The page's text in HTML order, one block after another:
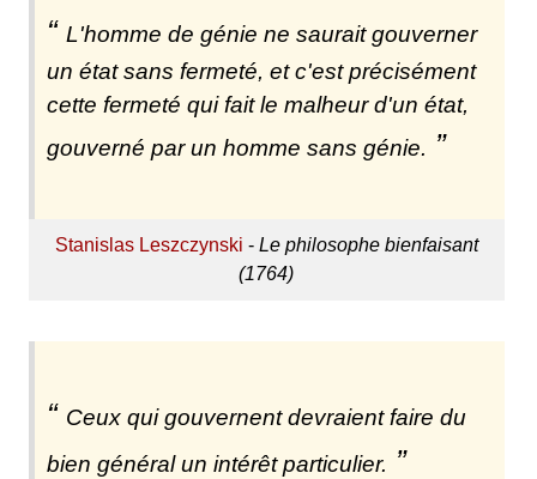
L'homme de génie ne saurait gouverner
un état sans fermeté, et c'est précisément
cette fermeté qui fait le malheur d'un état,
gouverné par un homme sans génie.
Stanislas Leszczynski - Le philosophe bienfaisant
(1764)
Ceux qui gouvernent devraient faire du
bien général un intérêt particulier.